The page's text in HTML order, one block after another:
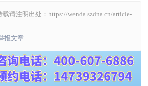
请注明出处： https://wenda.szdna.cn/article-
报文章